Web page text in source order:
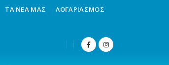
ΤΑ ΝΈΑ ΜΑΣ ΛΟΓΑΡΙΑΣΜΌΣ